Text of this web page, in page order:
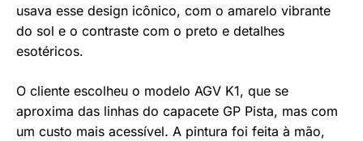
usava esse design icônico, com o amarelo vibrante
do sol e o contraste com o preto e detalhes
esotéricos.
O cliente escolheu o modelo AGV K1, que se
aproxima das linhas do capacete GP Pista, mas com
um custo mais acessível. A pintura foi feita à mão,